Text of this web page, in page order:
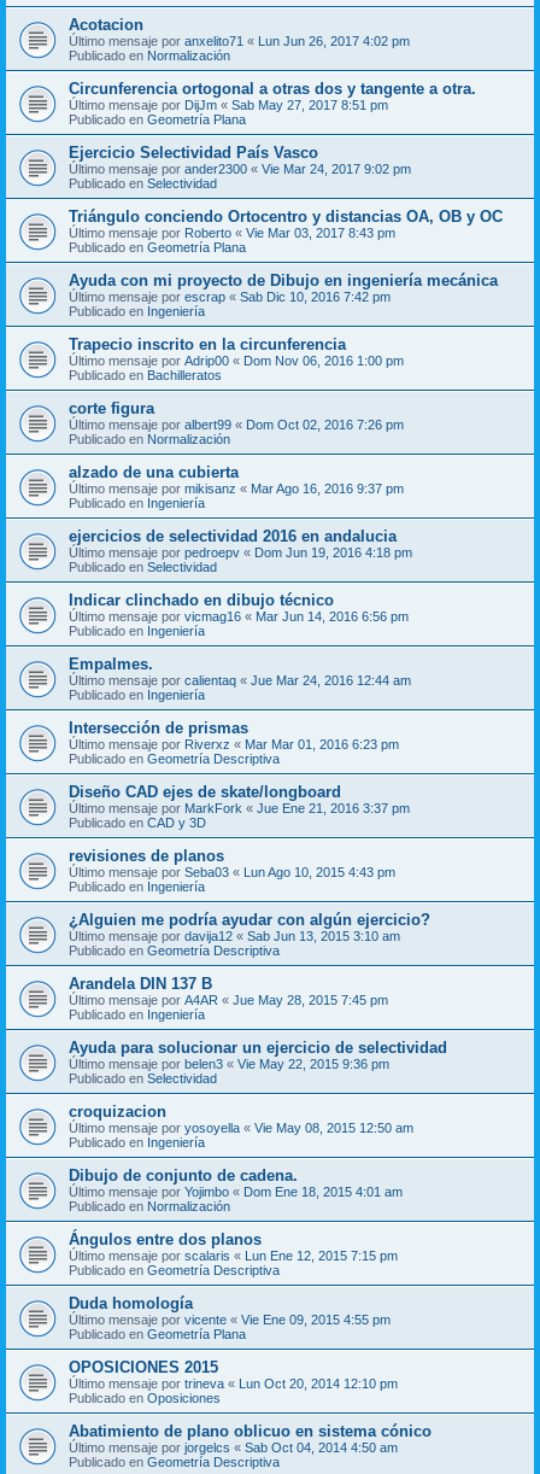
Acotacion
Último mensaje por anxelito71 « Lun Jun 26, 2017 4:02 pm
Publicado en Normalización
Circunferencia ortogonal a otras dos y tangente a otra.
Último mensaje por DijJm « Sab May 27, 2017 8:51 pm
Publicado en Geometría Plana
Ejercicio Selectividad País Vasco
Último mensaje por ander2300 « Vie Mar 24, 2017 9:02 pm
Publicado en Selectividad
Triángulo conciendo Ortocentro y distancias OA, OB y OC
Último mensaje por Roberto « Vie Mar 03, 2017 8:43 pm
Publicado en Geometría Plana
Ayuda con mi proyecto de Dibujo en ingeniería mecánica
Último mensaje por escrap « Sab Dic 10, 2016 7:42 pm
Publicado en Ingeniería
Trapecio inscrito en la circunferencia
Último mensaje por Adrip00 « Dom Nov 06, 2016 1:00 pm
Publicado en Bachilleratos
corte figura
Último mensaje por albert99 « Dom Oct 02, 2016 7:26 pm
Publicado en Normalización
alzado de una cubierta
Último mensaje por mikisanz « Mar Ago 16, 2016 9:37 pm
Publicado en Ingeniería
ejercicios de selectividad 2016 en andalucia
Último mensaje por pedroepv « Dom Jun 19, 2016 4:18 pm
Publicado en Selectividad
Indicar clinchado en dibujo técnico
Último mensaje por vicmag16 « Mar Jun 14, 2016 6:56 pm
Publicado en Ingeniería
Empalmes.
Último mensaje por calientaq « Jue Mar 24, 2016 12:44 am
Publicado en Ingeniería
Intersección de prismas
Último mensaje por Riverxz « Mar Mar 01, 2016 6:23 pm
Publicado en Geometría Descriptiva
Diseño CAD ejes de skate/longboard
Último mensaje por MarkFork « Jue Ene 21, 2016 3:37 pm
Publicado en CAD y 3D
revisiones de planos
Último mensaje por Seba03 « Lun Ago 10, 2015 4:43 pm
Publicado en Ingeniería
¿Alguien me podría ayudar con algún ejercicio?
Último mensaje por davija12 « Sab Jun 13, 2015 3:10 am
Publicado en Geometría Descriptiva
Arandela DIN 137 B
Último mensaje por A4AR « Jue May 28, 2015 7:45 pm
Publicado en Ingeniería
Ayuda para solucionar un ejercicio de selectividad
Último mensaje por belen3 « Vie May 22, 2015 9:36 pm
Publicado en Selectividad
croquizacion
Último mensaje por yosoyella « Vie May 08, 2015 12:50 am
Publicado en Ingeniería
Dibujo de conjunto de cadena.
Último mensaje por Yojimbo « Dom Ene 18, 2015 4:01 am
Publicado en Normalización
Ángulos entre dos planos
Último mensaje por scalaris « Lun Ene 12, 2015 7:15 pm
Publicado en Geometría Descriptiva
Duda homología
Último mensaje por vicente « Vie Ene 09, 2015 4:55 pm
Publicado en Geometría Plana
OPOSICIONES 2015
Último mensaje por trineva « Lun Oct 20, 2014 12:10 pm
Publicado en Oposiciones
Abatimiento de plano oblicuo en sistema cónico
Último mensaje por jorgelcs « Sab Oct 04, 2014 4:50 am
Publicado en Geometría Descriptiva